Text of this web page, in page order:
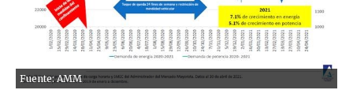
Fuente: AMM